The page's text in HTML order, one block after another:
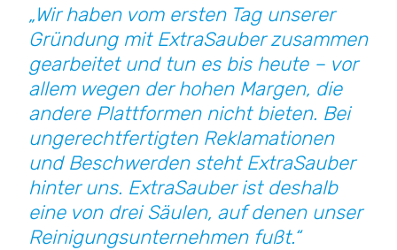
„Wir haben vom ersten Tag unserer
Gründung mit ExtraSauber zusammen
gearbeitet und tun es bis heute – vor
allem wegen der hohen Margen, die
andere Plattformen nicht bieten. Bei
ungerecht­fertigten Reklamationen
und Beschwerden steht ExtraSauber
hinter uns. ExtraSauber ist deshalb
eine von drei Säulen, auf denen unser
Reinigungs­unternehmen fußt.“